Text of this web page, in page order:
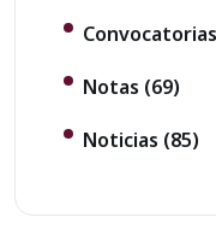
Convocatorias
Notas (69)
Noticias (85)